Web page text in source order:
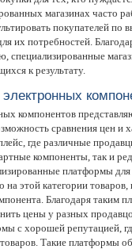
магазинах часто
покупателей
их потребностей.
специализированные
к результату.
компонентов
сравнения цен и
где различные
компоненты, так и
платформы
этой категории
Благодаря таким
цены у разных
с хорошей репутацией,
Такие платформы